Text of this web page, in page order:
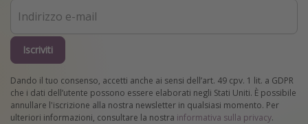
Iscriviti
Dando il tuo consenso, accetti anche ai sensi dell’art. 49 cpv. 1 lit. a GDPR
che i dati dell’utente possono essere elaborati negli Stati Uniti. È possibile
annullare l'iscrizione alla nostra newsletter in qualsiasi momento. Per
ulteriori informazioni, consultare la nostra informativa sulla privacy.